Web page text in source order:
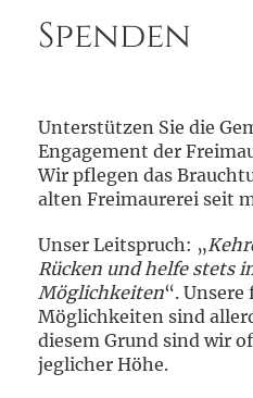
Spenden
Unterstützen Sie die
Engagement der
Wir pflegen das
alten Freimaurerei seit
Unser Leitspruch: „
Rücken und helfe stets
Möglichkeiten“.
Möglichkeiten sind
diesem Grund sind wir
jeglicher Höhe.